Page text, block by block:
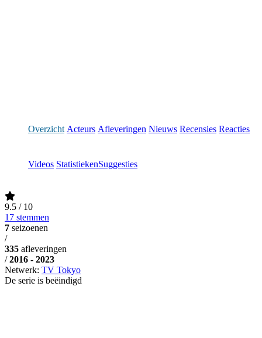
Overzicht Acteurs Afleveringen Nieuws Recensies Reacties
Videos StatistiekenSuggesties
9.5 / 10
17 stemmen
7 seizoenen
/
335 afleveringen
/ 2016 - 2023
Netwerk: TV Tokyo
De serie is beëindigd